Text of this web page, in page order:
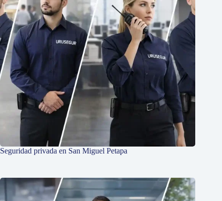
Seguridad privada en San Miguel Petapa